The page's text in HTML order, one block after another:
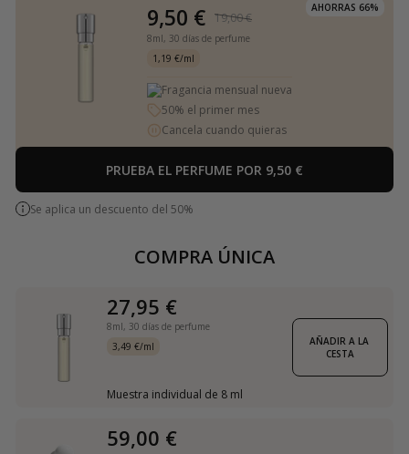
AHORRAS 66%
9,50 € 19,00 €
8ml, 30 días de perfume
1,19 €/ml
Fragancia mensual nueva
50% el primer mes
Cancela cuando quieras
PRUEBA EL PERFUME POR 9,50 €
Se aplica un descuento del 50%
COMPRA ÚNICA
27,95 €
8ml, 30 días de perfume
3,49 €/ml
Muestra individual de 8 ml
AÑADIR A LA
CESTA
59,00 €